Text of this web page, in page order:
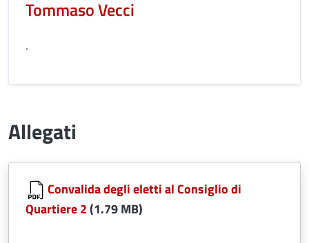
Tommaso Vecci
.
Allegati
Document
Convalida degli eletti al Consiglio di
Quartiere 2(1.79 MB)